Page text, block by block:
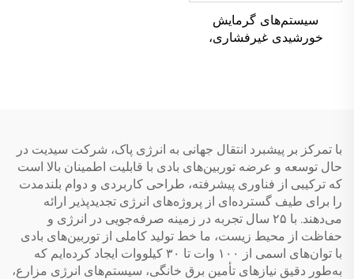
سیستم‌های گرمایش
خورشیدی غیرفشاری،
با تمرکز بر پیشبرد انتقال جهانی به انرژی پاک، شرکت سیدیت در
حال توسعه و عرضه توربین‌های بادی با قابلیت اطمینان بالا است
که ترکیبی از فناوری پیشرفته، طراحی کاربردی و دوام بلندمدت
را برای طیف گسترده‌ای از پروژه‌های انرژی تجدیدپذیر ارائه
می‌دهند. با ۲۵ سال تجربه در زمینه صرفه‌جویی در انرژی و
حفاظت از محیط زیست، ما خط تولید کاملی از توربین‌های بادی
با توان‌های اسمی از ۱۰۰ وات تا ۳۰ کیلووات ایجاد کرده‌ایم که
به‌طور دقیق نیازهای تأمین برق خانگی، سیستم‌های انرژی مزارع،